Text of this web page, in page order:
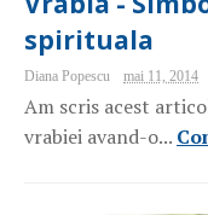
spirituala
Diana Popescu mai 11, 2014
Am scris acest
vrabiei avand-o...